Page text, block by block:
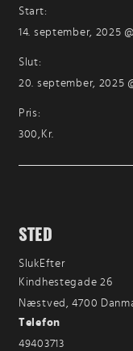
Start:
14. september, 2025
Slut:
20. september, 2025
Pris:
300,Kr.
STED
SlukEfter
Kindhestegade 26
Næstved, 4700
Telefon
49403713